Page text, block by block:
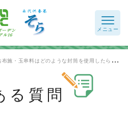
・玉串料はどのような封筒を使用したらいいですか？
る質問